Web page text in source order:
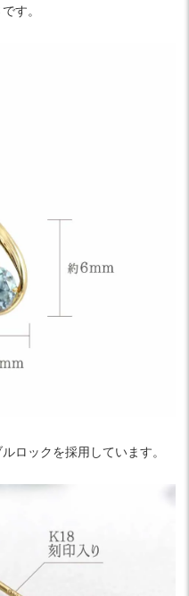
す。
ロックを採用しています。